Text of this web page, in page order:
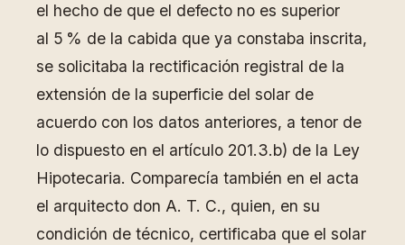
el hecho de que el defecto no es superior
al 5 % de la cabida que ya constaba inscrita,
se solicitaba la rectificación registral de la
extensión de la superficie del solar de
acuerdo con los datos anteriores, a tenor de
lo dispuesto en el artículo 201.3.b) de la Ley
Hipotecaria. Comparecía también en el acta
el arquitecto don A. T. C., quien, en su
condición de técnico, certificaba que el solar